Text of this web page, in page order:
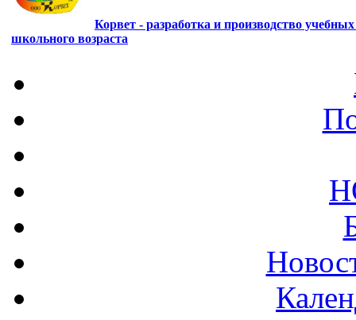
Корвет - разработка и производство
школьного возраста